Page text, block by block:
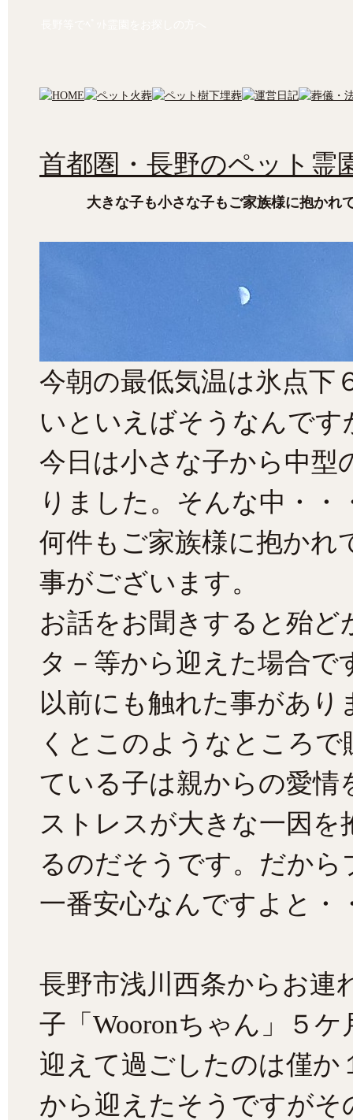
首都圏・長野のペット霊
大きな子も小さな子もご家族様に抱かれ
今朝の最低気温は氷点
いといえばそうなんです
今日は小さな子から中型
りました。そんな中・・
何件もご家族様に抱かれ
事がございます。
お話をお聞きすると殆
タ－等から迎えた場合で
以前にも触れた事があ
くとこのようなところで
ている子は親からの愛情
ストレスが大きな一因を
るのだそうです。だか
一番安心なんですよと・
長野市浅川西条からお連
子「Wooronちゃん」５
迎えて過ごしたのは僅
から迎えたそうですがそ